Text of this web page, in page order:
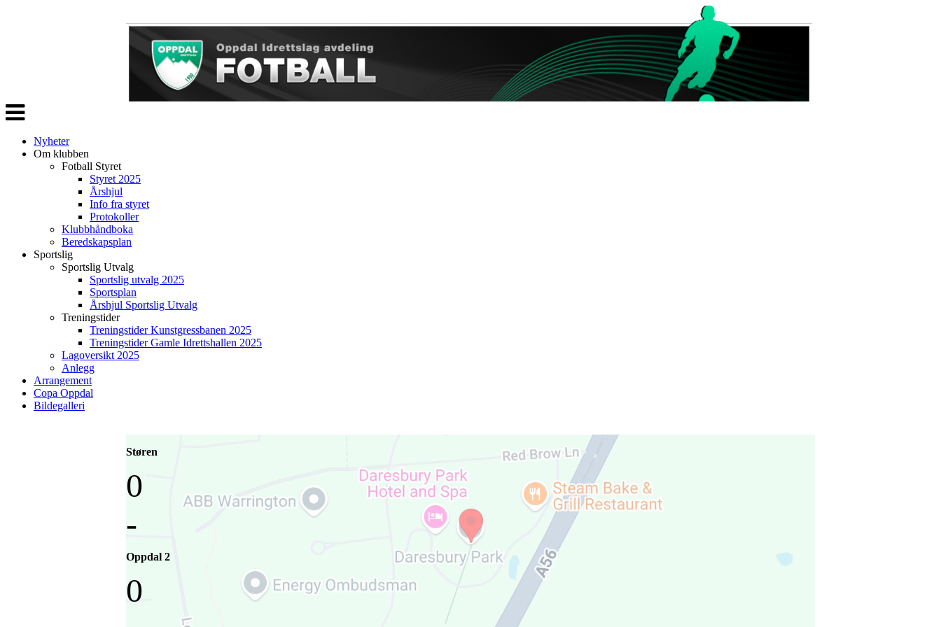
Veksle
navigasjon
Nyheter
Om klubben
Fotball Styret
Styret 2025
Årshjul
Info fra styret
Protokoller
Klubbhåndboka
Beredskapsplan
Sportslig
Sportslig Utvalg
Sportslig utvalg 2025
Sportsplan
Årshjul Sportslig Utvalg
Treningstider
Treningstider Kunstgressbanen 2025
Treningstider Gamle Idrettshallen 2025
Lagoversikt 2025
Anlegg
Arrangement
Copa Oppdal
Bildegalleri
Støren
0
-
Oppdal 2
0